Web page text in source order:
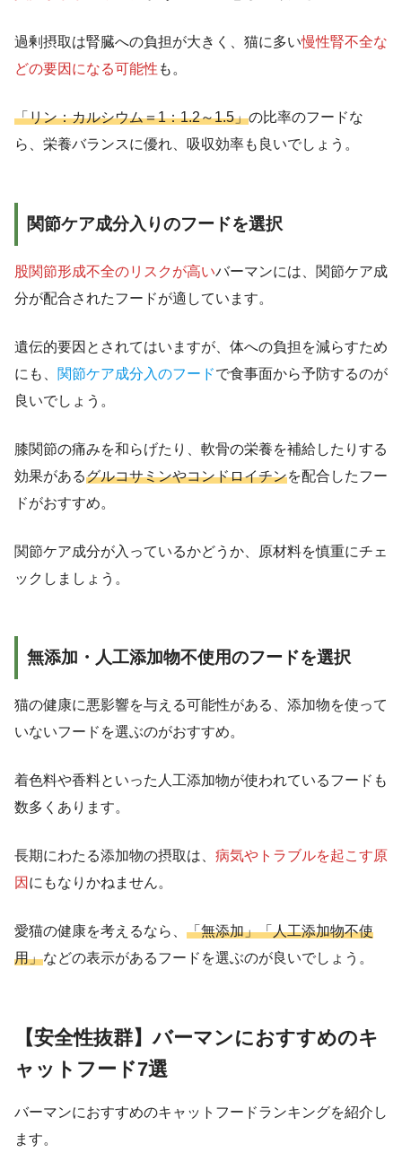
過剰摂取は腎臓への負担が大きく、猫に多い慢性腎不全な
どの要因になる可能性 も。
「リン：カルシウム＝1：1.2～1.5」の比率のフードな
ら、栄養バランスに優れ、吸収効率も良いでしょう。
関節ケア成分入りのフードを選択
股関節形成不全のリスクが高いバーマンには、関節ケア成
分が配合されたフードが適しています。
遺伝的要因とされてはいますが、体への負担を減らすため
にも、 関節ケア成分入のフードで食事面から予防するのが
良いでしょう。
膝関節の痛みを和らげたり、軟骨の栄養を補給したりする
効果があるグルコサミンやコンドロイチンを配合したフー
ドがおすすめ。
関節ケア成分が入っているかどうか、原材料を慎重にチェ
ックしましょう。
無添加・人工添加物不使用のフードを選択
猫の健康に悪影響を与える可能性がある、添加物を使って
いないフードを選ぶのがおすすめ。
着色料や香料といった人工添加物が使われているフードも
数多くあります。
長期にわたる添加物の摂取は、 病気やトラブルを起こす原
因 にもなりかねません。
愛猫の健康を考えるなら、 「無添加」「人工添加物不使
用」などの表示があるフードを選ぶのが良いでしょう。
【安全性抜群】バーマンにおすすめのキ
ャットフード7選
バーマンにおすすめのキャットフードランキングを紹介し
ます。